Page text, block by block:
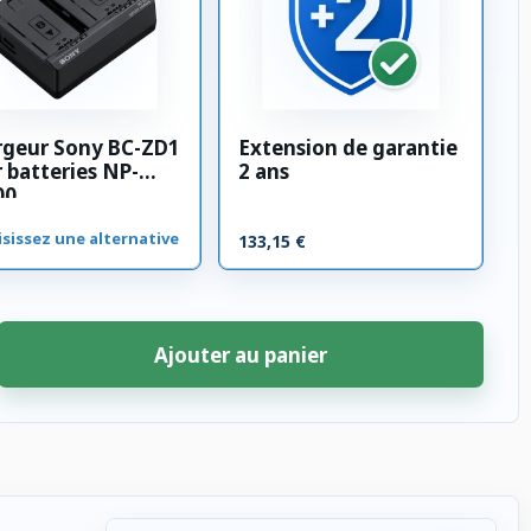
Sony BC-ZD1
batteries NP-
une alternative
Extension de garantie
2 ans
133,15 €
Ajouter au panier